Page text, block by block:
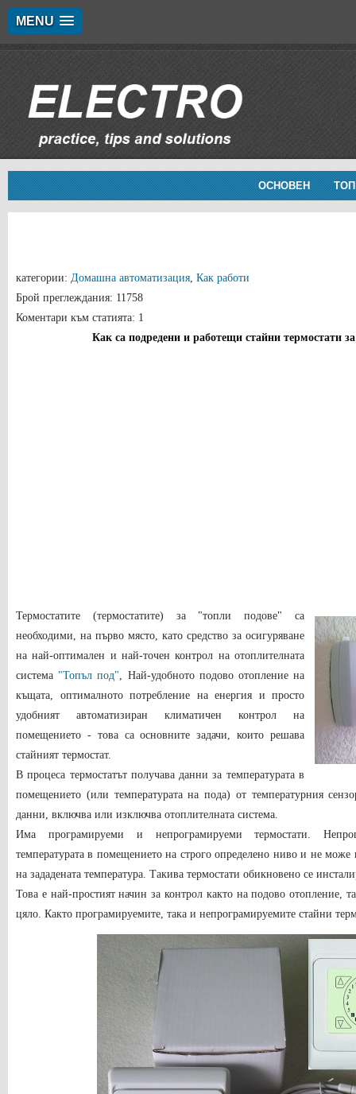
MENU
ОСНОВЕН
категории: Домашна автоматизация, Как работи
Брой преглеждания: 11758
Коментари към статията: 1
Как са подредени и работещи стайни термостати
Термостатите (термостатите) за "топли подове" са
необходими, на първо място, като средство за осигуряване
на най-оптимален и най-точен контрол на отоплителната
система "Топъл под", Най-удобното подово отопление на
къщата, оптималното потребление на енергия и просто
удобният автоматизиран климатичен контрол на
помещението - това са основните задачи, които решава
стайният термостат.
В процеса термостатът получава данни за температурата в
помещението (или температурата на пода) от температурния
данни, включва или изключва отоплителната система.
Има програмируеми и непрограмируеми термостати.
температурата в помещението на строго определено ниво и не може
на зададената температура. Такива термостати обикновено се
Това е най-простият начин за контрол както на подово отопление,
цяло. Както програмируемите, така и непрограмируемите стайни